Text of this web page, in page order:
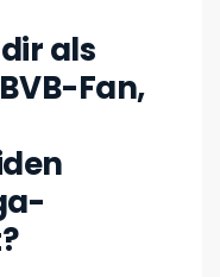
als
Fan,